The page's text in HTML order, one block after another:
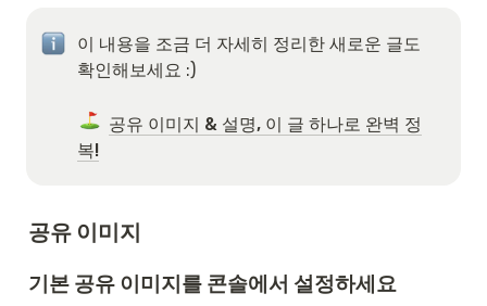
이 내용을 조금 더 자세히 정리한 새로운 글도
확인해보세요 :)
공유 이미지 & 설명, 이 글 하나로 완벽 정
복!
공유 이미지
기본 공유 이미지를 콘솔에서 설정하세요